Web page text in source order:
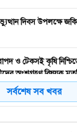
দিবস উপলক্ষে
ও টেকসই কৃষি
অংশগ্রহণ বিষয়ক
অবৈধভাবে অনুপ্রবেশের
সর্বশেষ সব খবর